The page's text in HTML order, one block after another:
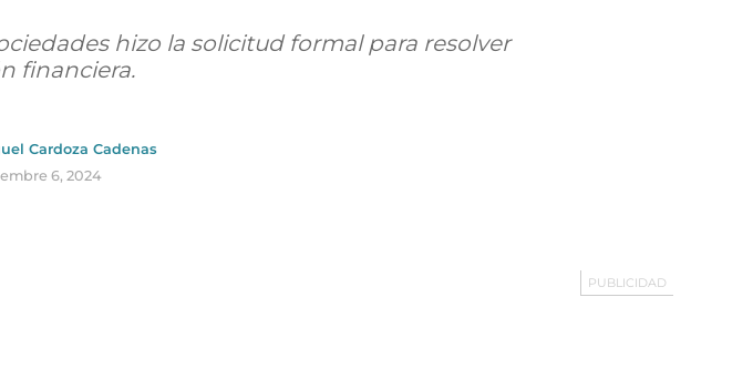
hizo la solicitud formal para resolver
financiera.
Cardoza Cadenas
6, 2024